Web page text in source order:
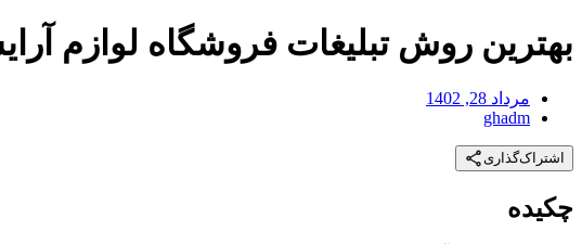
بهترین روش تبلیغات فروشگاه لوازم آرایشی + ۱۰
مرداد 28, 1402
ghadm
اشتراک‌گذاری
چکیده